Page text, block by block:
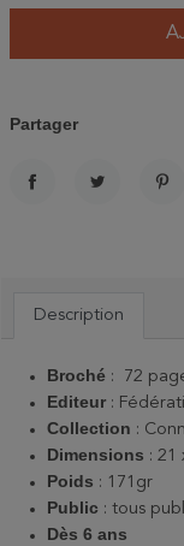
Partager
Description
Broché : 72
Editeur :
Collection :
Dimensions : 21
Poids : 171gr
Public : tous
Dès 6 ans